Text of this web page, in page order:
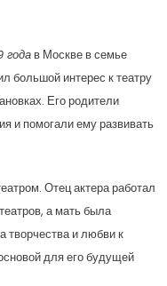
годав Москве в семье
большой интерес к театру
Его родители
и помогали ему развивать
Отец актера работал
а мать была
и любви к
для его будущей